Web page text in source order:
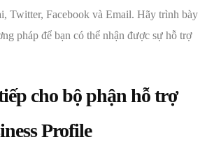
Twitter, Facebook và Email. Hãy trình bày
pháp để bạn có thể nhận được sự hỗ trợ
cho bộ phận hỗ trợ
Profile